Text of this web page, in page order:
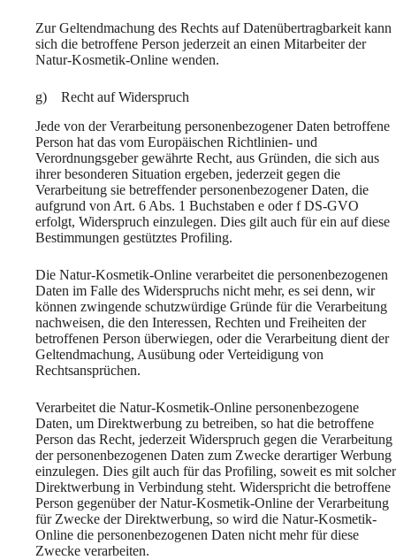
Zur Geltendmachung des Rechts auf Datenübertragbarkeit kann
sich die betroffene Person jederzeit an einen Mitarbeiter der
Natur-Kosmetik-Online wenden.
g) Recht auf Widerspruch
Jede von der Verarbeitung personenbezogener Daten betroffene
Person hat das vom Europäischen Richtlinien- und
Verordnungsgeber gewährte Recht, aus Gründen, die sich aus
ihrer besonderen Situation ergeben, jederzeit gegen die
Verarbeitung sie betreffender personenbezogener Daten, die
aufgrund von Art. 6 Abs. 1 Buchstaben e oder f DS-GVO
erfolgt, Widerspruch einzulegen. Dies gilt auch für ein auf diese
Bestimmungen gestütztes Profiling.
Die Natur-Kosmetik-Online verarbeitet die personenbezogenen
Daten im Falle des Widerspruchs nicht mehr, es sei denn, wir
können zwingende schutzwürdige Gründe für die Verarbeitung
nachweisen, die den Interessen, Rechten und Freiheiten der
betroffenen Person überwiegen, oder die Verarbeitung dient der
Geltendmachung, Ausübung oder Verteidigung von
Rechtsansprüchen.
Verarbeitet die Natur-Kosmetik-Online personenbezogene
Daten, um Direktwerbung zu betreiben, so hat die betroffene
Person das Recht, jederzeit Widerspruch gegen die Verarbeitung
der personenbezogenen Daten zum Zwecke derartiger Werbung
einzulegen. Dies gilt auch für das Profiling, soweit es mit solcher
Direktwerbung in Verbindung steht. Widerspricht die betroffene
Person gegenüber der Natur-Kosmetik-Online der Verarbeitung
für Zwecke der Direktwerbung, so wird die Natur-Kosmetik-
Online die personenbezogenen Daten nicht mehr für diese
Zwecke verarbeiten.